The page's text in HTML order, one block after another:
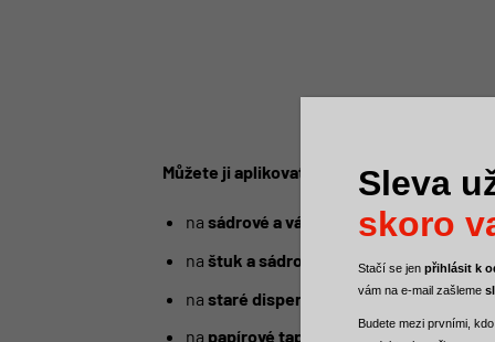
Můžete ji aplikovat:
na sádrové a vápenocementové omítky,
na štuk a sádrokarton
na staré disperzní nebo hliníkové nátěry
na papírové tapety
, které obsahují
Sleva
skoro
Stačí se jen přihlásit k
vám na e-mail zašleme
Budete mezi prvními,